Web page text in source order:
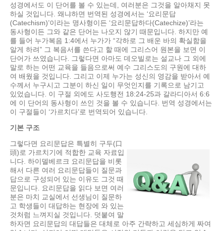
성경에서도 이 단어를 볼 수 있는데, 여러분은 그것을 알아채지 못
하실 것입니다. 왜냐하면 번역된 성경에서는 ‘요리문답
(Catechism)’이라는 명사형이든 ‘요리문답하다(Catechize)’라는
동사형이든 그와 같은 단어는 나오지 않기 때문입니다. 하지만 예
를 들어 누가복음 1:4에서 누가가 “각하로 그 배운 바의 확실함을
알게 하려” 그 복음서를 쓴다고 할 때에 그리스어 원본을 보면 이
단어가 쓰였습니다. 그렇다면 아마도 데오빌로는 설교나 그 외에
말로 하는 어떤 교육을 들음으로써 예수 그리스도의 구원에 대하
여 배웠을 것입니다. 그리고 이제 누가는 성신의 영감을 받아서 예
수께서 누구시고 그분이 하신 일이 무엇인지를 기록으로 남기고
있었습니다. 이 구절 외에도 사도행전 18:24-25과 갈라디아서 6:6
에 이 단어의 동사형이 쓰인 것을 볼 수 있습니다. 번역 성경에서는
이 구절들이 ‘가르치다’로 번역되어 있습니다.
기본 구조
그렇다면 요리문답은 특별히 구두(口
頭)로 가르치기에 적합한 교육 자료입
니다. 하이델베르크 요리문답을 비롯
해서 다른 여러 요리문답들이 질문과
답으로 구성되어 있는 이유도 그것 때
문입니다. 요리문답을 읽다 보면 여러
분은 마치 교실에서 선생님이 질문하
고 학생들이 대답하는 현장에 와 있는
것처럼 느껴지실 것입니다. 덧붙여 말
하자면 요리문답의 대답들은 대체로 아주 간략하고 세심하게 짜여